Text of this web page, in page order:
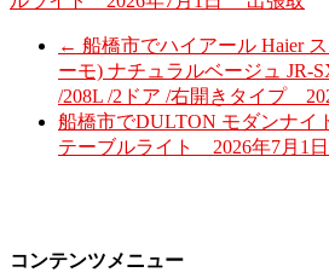
← 船橋市でハイアール Haier
ーモ) ナチュラルベージュ JR-
/208L /2ドア /右開きタイプ
船橋市でDULTON モダンナイ
テーブルライト 2026年7月1
コンテンツメニュー